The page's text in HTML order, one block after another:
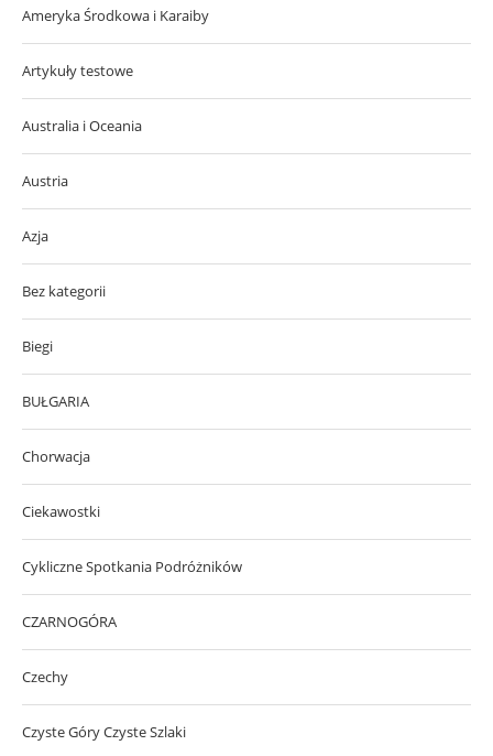
Ameryka Środkowa i Karaiby
Artykuły testowe
Australia i Oceania
Austria
Azja
Bez kategorii
Biegi
BUŁGARIA
Chorwacja
Ciekawostki
Cykliczne Spotkania Podróżników
CZARNOGÓRA
Czechy
Czyste Góry Czyste Szlaki